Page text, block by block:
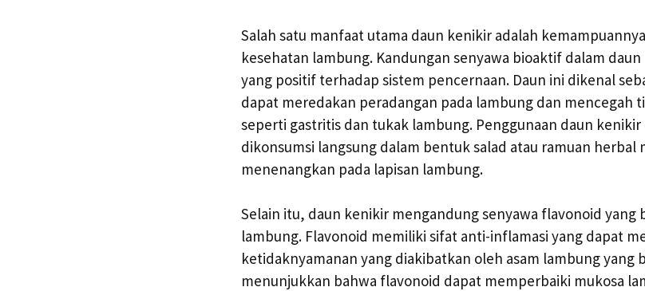
Salah satu manfaat utama daun kenikir adalah
kesehatan lambung. Kandungan senyawa bioaktif dalam
yang positif terhadap sistem pencernaan. Daun ini dikenal
dapat meredakan peradangan pada lambung dan mencegah
seperti gastritis dan tukak lambung. Penggunaan daun
dikonsumsi langsung dalam bentuk salad atau ramuan
menenangkan pada lapisan lambung.
Selain itu, daun kenikir mengandung senyawa flavonoid yang
lambung. Flavonoid memiliki sifat anti-inflamasi yang dapat
ketidaknyamanan yang diakibatkan oleh asam lambung yang
menunjukkan bahwa flavonoid dapat memperbaiki mukosa